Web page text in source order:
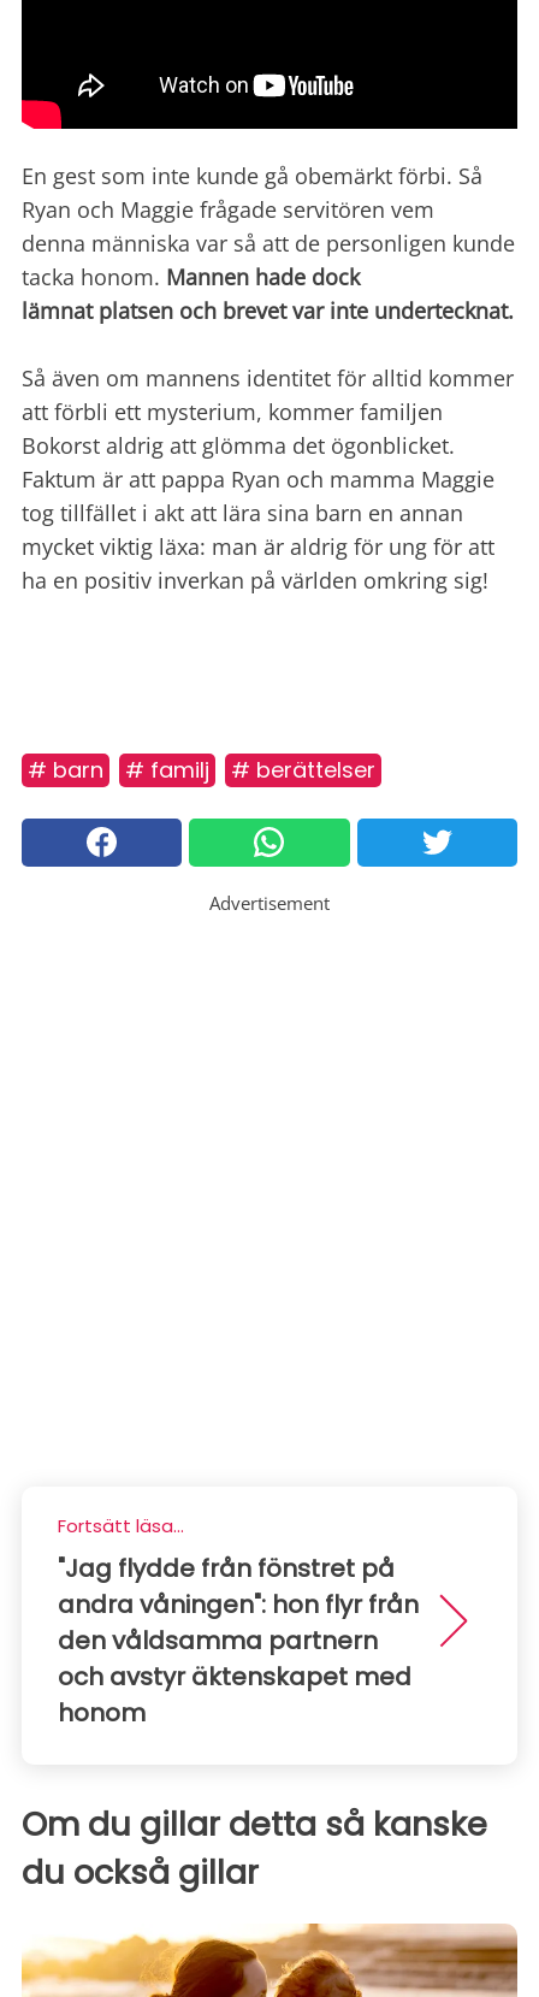
En gest som inte kunde gå obemärkt förbi. Så
Ryan och Maggie frågade servitören vem
denna människa var så att de personligen kunde
tacka honom. Mannen hade dock
lämnat platsen och brevet var inte undertecknat.
Så även om mannens identitet för alltid kommer
att förbli ett mysterium, kommer familjen
Bokorst aldrig att glömma det ögonblicket.
Faktum är att pappa Ryan och mamma Maggie
tog tillfället i akt att lära sina barn en annan
mycket viktig läxa: man är aldrig för ung för att
ha en positiv inverkan på världen omkring sig!
# barn # familj # berättelser
Advertisement
Fortsätt läsa...
"Jag flydde från fönstret på
andra våningen": hon flyr från
den våldsamma partnern
och avstyr äktenskapet med
honom
Om du gillar detta så kanske
du också gillar